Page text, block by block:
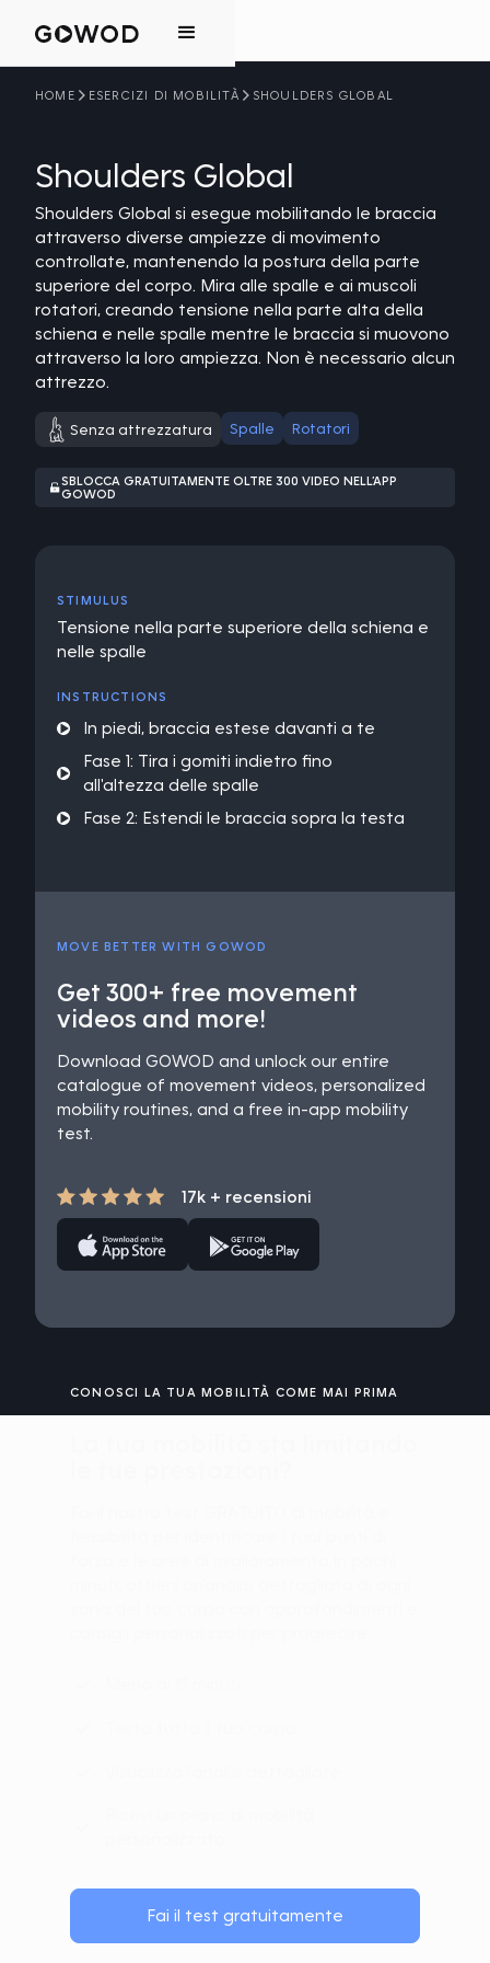
HOME ESERCIZI DI MOBILITÀ SHOULDERS GLOBAL
Shoulders Global
Shoulders Global si esegue mobilitando le braccia
attraverso diverse ampiezze di movimento
controllate, mantenendo la postura della parte
superiore del corpo. Mira alle spalle e ai muscoli
rotatori, creando tensione nella parte alta della
schiena e nelle spalle mentre le braccia si muovono
attraverso la loro ampiezza. Non è necessario alcun
attrezzo.
Senza attrezzatura Spalle Rotatori
SBLOCCA GRATUITAMENTE OLTRE 300 VIDEO NELL’APP
GOWOD
STIMULUS
Tensione nella parte superiore della schiena e
nelle spalle
INSTRUCTIONS
In piedi, braccia estese davanti a te
Fase 1: Tira i gomiti indietro fino
all'altezza delle spalle
Fase 2: Estendi le braccia sopra la testa
MOVE BETTER WITH GOWOD
Get 300+ free movement
videos and more!
Download GOWOD and unlock our entire
catalogue of movement videos, personalized
mobility routines, and a free in-app mobility
test.
17k + recensioni
CONOSCI LA TUA MOBILITÀ COME MAI PRIMA
Fai il test gratuitamente